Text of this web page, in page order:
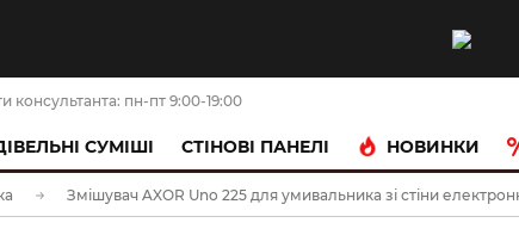
консультанта: пн-пт 9:00-19:00
СУМІШІ CТІНОВІ ПАНЕЛІ НОВИНКИ
Змішувач AXOR Uno 225 для умивальника зі стіни